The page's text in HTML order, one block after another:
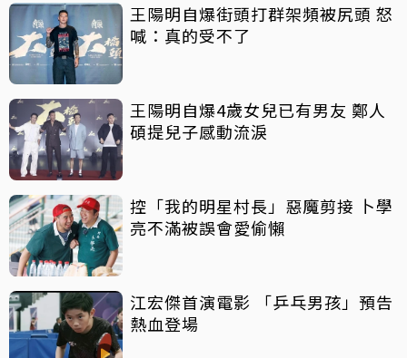
王陽明自爆街頭打群架頻被尻頭 怒
喊：真的受不了
王陽明自爆4歲女兒已有男友 鄭人
碩提兒子感動流淚
控「我的明星村長」惡魔剪接 卜學
亮不滿被誤會愛偷懶
江宏傑首演電影 「乒乓男孩」預告
熱血登場